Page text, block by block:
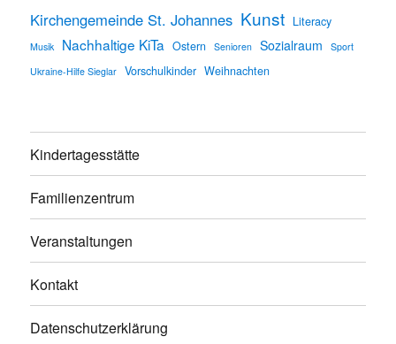
Kirchengemeinde St. Johannes Kunst Literacy
Musik Nachhaltige KiTa Ostern Senioren Sozialraum
Sport
Ukraine-Hilfe Sieglar
Vorschulkinder Weihnachten
Kindertagesstätte
Familienzentrum
Veranstaltungen
Kontakt
Datenschutzerklärung